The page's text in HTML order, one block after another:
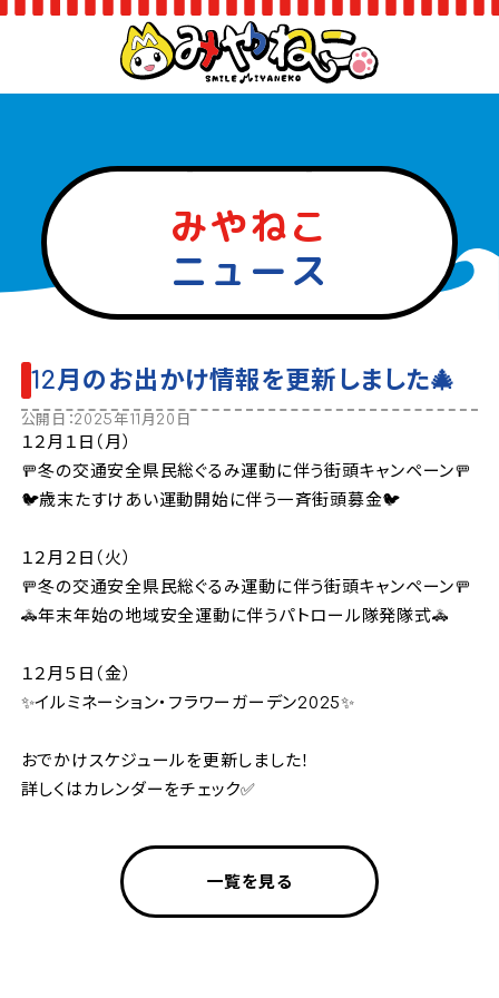
みやねこ
ニュース
12月のお出かけ情報を更新しました🎄
公開日：2025年11月20日
１２月１日（月）
🚥冬の交通安全県民総ぐるみ運動に伴う街頭キャンペーン🚥
🐦歳末たすけあい運動開始に伴う一斉街頭募金🐦
１２月２日（火）
🚥冬の交通安全県民総ぐるみ運動に伴う街頭キャンペーン🚥
🚓年末年始の地域安全運動に伴うパトロール隊発隊式🚓
１２月５日（金）
✨イルミネーション・フラワーガーデン2025✨
おでかけスケジュールを更新しました！
詳しくはカレンダーをチェック✅
一覧を見る